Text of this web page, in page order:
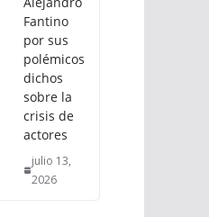
Fantino
por sus
polémicos
dichos
sobre la
crisis de
actores
julio 13,
2026